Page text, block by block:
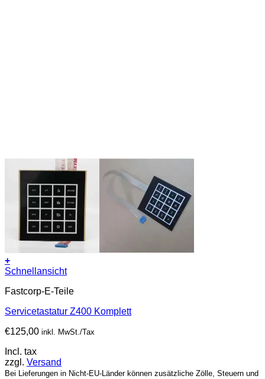
+
Schnellansicht
Fastcorp-E-Teile
Servicetastatur Z400 Komplett
€125,00 inkl. MwSt./Tax
Incl. tax
zzgl. Versand
Bei Lieferungen in Nicht-EU-Länder können zusätzliche Zölle, Steuern und